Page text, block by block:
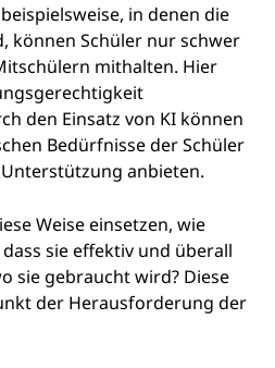
in denen die
können Schüler nur schwer
mithalten. Hier
den Einsatz von KI können
Bedürfnisse der Schüler
anbieten.
Weise einsetzen, wie
sie effektiv und überall
sie gebraucht wird? Diese
der Herausforderung der